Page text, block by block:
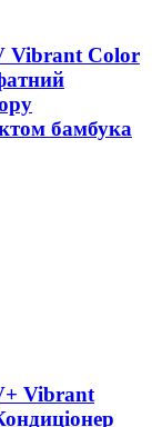
Vibrant Color
бамбука
Vibrant